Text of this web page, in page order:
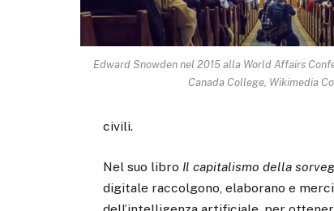
Edward Snowden nel 2015 alla World Affairs
Canada College, Wikimedia
civili.
Nel suo libro Il capitalismo della
digitale raccolgono, elaborano e